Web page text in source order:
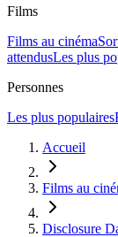
Films
Films au cinéma
attendusLes plus
Personnes
Les plus populaires
Accueil
Films au
Disclosure